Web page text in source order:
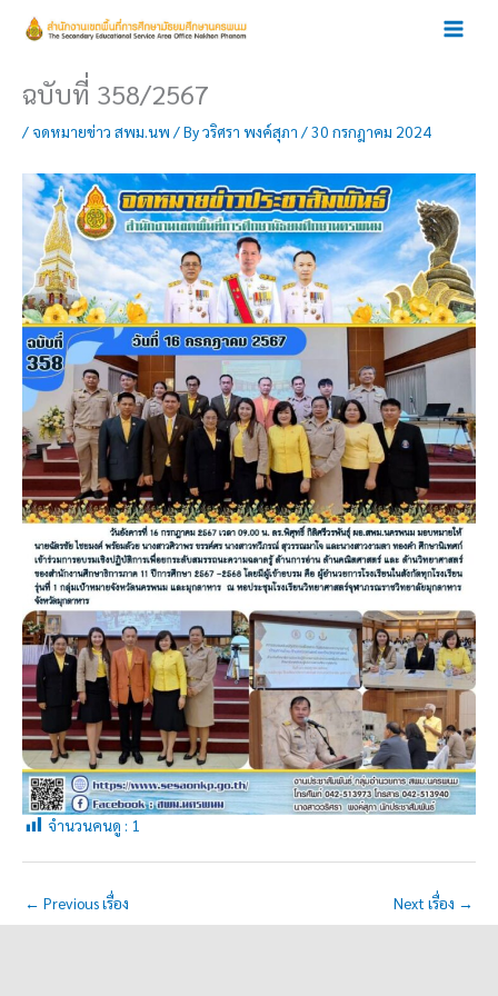
ฉบับที่ 358/2567
/จดหมายข่าว สพม.นพ / Byวริศรา พงค์สุภา /30 กรกฎาคม 2024
จำนวนคนดู : 1
← Previous เรื่อง Next เรื่อง →